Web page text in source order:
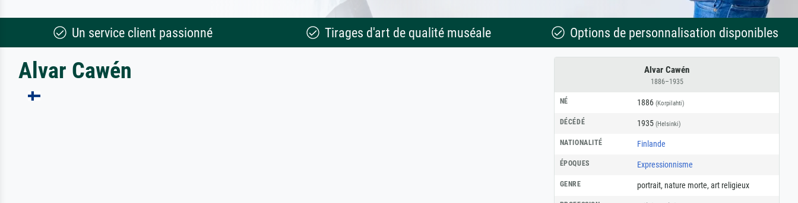
Un service client passionné Tirages d'art de qualité muséale Options de personnalisation disponibles
Alvar Cawén
1886–1935
NÉ 1886 (Korpilahti)
DÉCÉDÉ 1935 (Helsinki)
NATIONALITÉ Finlande
ÉPOQUES Expressionnisme
GENRE portrait, nature morte, art religieux
Alvar Cawén